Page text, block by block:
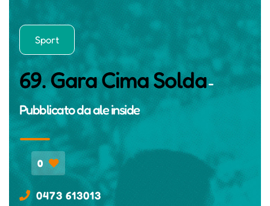
Sport
69. Gara Cima Solda-
Pubblicato daale inside
0
0473 613013